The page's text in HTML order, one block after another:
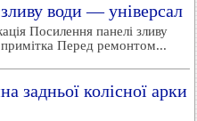
води — універсал
Посилення панелі зливу
Перед ремонтом...
задньої колісної арки